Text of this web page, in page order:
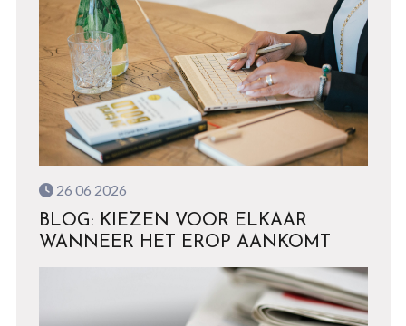
26 06 2026
BLOG: KIEZEN VOOR ELKAAR
WANNEER HET EROP AANKOMT